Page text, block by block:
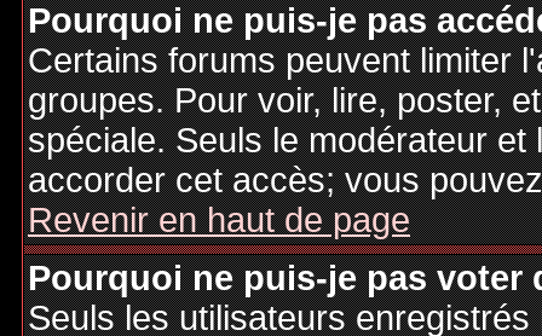
Pourquoi ne puis-je pas
Certains forums peuvent limiter
groupes. Pour voir, lire, poster,
spéciale. Seuls le modérateur
accorder cet accès; vous
Revenir en haut de page
Pourquoi ne puis-je pas voter
Seuls les utilisateurs